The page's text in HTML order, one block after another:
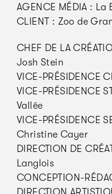
AGENCE MÉDIA : La
CLIENT : Zoo de
CHEF DE LA
Josh Stein
VICE-PRÉSIDENCE
VICE-PRÉSIDENCE
Vallée
VICE-PRÉSIDENCE
Christine Cayer
DIRECTION DE
Langlois
CONCEPTION-